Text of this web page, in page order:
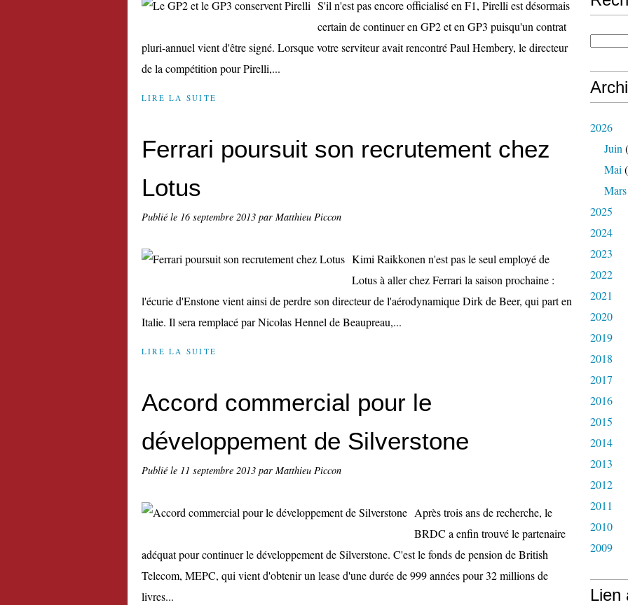
S'il n'est pas encore officialisé en F1, Pirelli est désormais
certain de continuer en GP2 et en GP3 puisqu'un contrat
pluri-annuel vient d'être signé. Lorsque votre serviteur avait rencontré Paul Hembery, le directeur
de la compétition pour Pirelli,...
LIRE LA SUITE
Ferrari poursuit son recrutement chez
Lotus
Publié le 16 septembre 2013 par Matthieu Piccon
Kimi Raikkonen n'est pas le seul employé de
Lotus à aller chez Ferrari la saison prochaine :
l'écurie d'Enstone vient ainsi de perdre son directeur de l'aérodynamique Dirk de Beer, qui part en
Italie. Il sera remplacé par Nicolas Hennel de Beaupreau,...
LIRE LA SUITE
Accord commercial pour le
développement de Silverstone
Publié le 11 septembre 2013 par Matthieu Piccon
Après trois ans de recherche, le
BRDC a enfin trouvé le partenaire
adéquat pour continuer le développement de Silverstone. C'est le fonds de pension de British
Telecom, MEPC, qui vient d'obtenir un lease d'une durée de 999 années pour 32 millions de
livres...
2026
Juin
Mai
Mars
2025
2024
2023
2022
2021
2020
2019
2018
2017
2016
2015
2014
2013
2012
2011
2010
2009
Lien